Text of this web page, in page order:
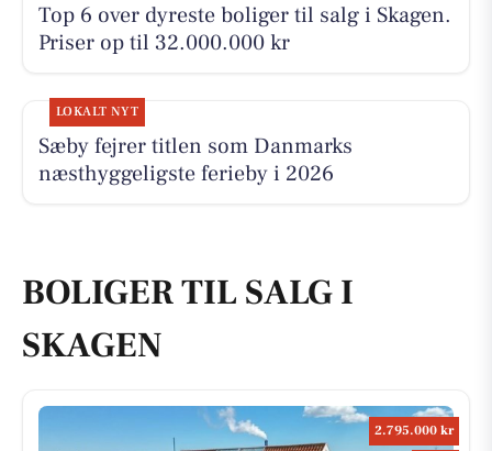
Top 6 over dyreste boliger til salg i Skagen.
Priser op til 32.000.000 kr
LOKALT NYT
Sæby fejrer titlen som Danmarks
næsthyggeligste ferieby i 2026
BOLIGER TIL SALG I
SKAGEN
2.795.000 kr